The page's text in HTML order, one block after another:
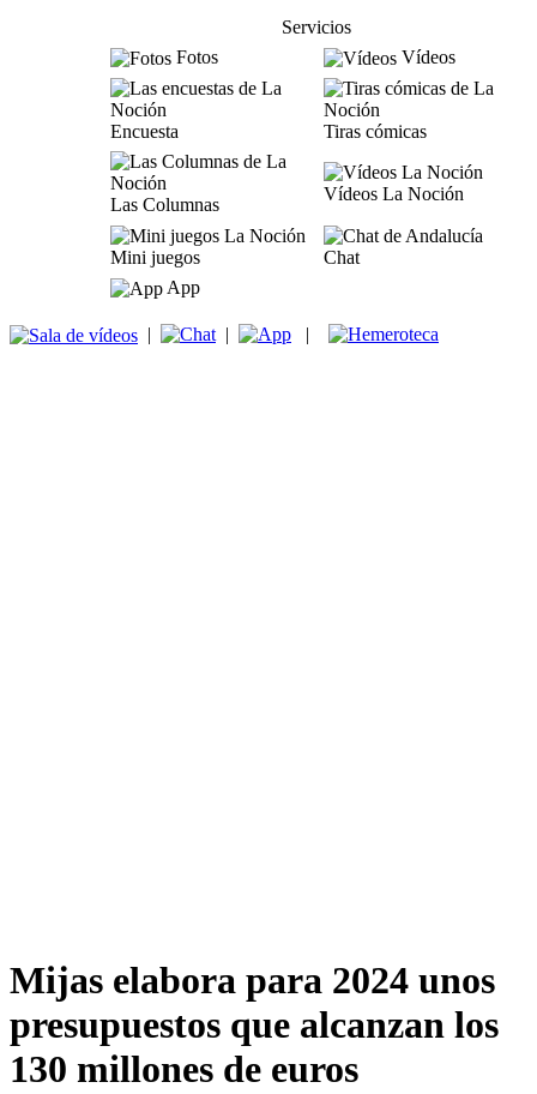
Servicios
Fotos
Vídeos
Encuesta Tiras cómicas
Las Columnas
Vídeos La Noción
Mini juegos
Chat
App
| | |
Mijas elabora para 2024 unos
presupuestos que alcanzan los
130 millones de euros